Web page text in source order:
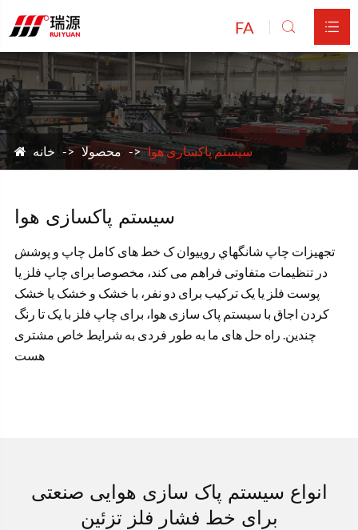
FA  
خانه محصولا سیستم پاکسازی هوا
سیستم پاکسازی هوا
تجهيزات چاپ شانگهاي روييوان ک خط های کامل چاپ و پوشش
در تنظیمات متفاوتی فراهم می کند، مخصوصا برای چاپ فلز یا
پوست فلز یا یک ترکیب برای دو نفر، با خشک و خشک یا خشک
کردن اجاق با سیستم پاک سازی هوا، برای چاپ فلز با یک تا رنگ
چندین. راه حل های ما به طور فردی به شرایط خاص مشتری
هست
انواع سیستم پاک سازی هوایی صنعتی
برای خط فشار فلز تزئین